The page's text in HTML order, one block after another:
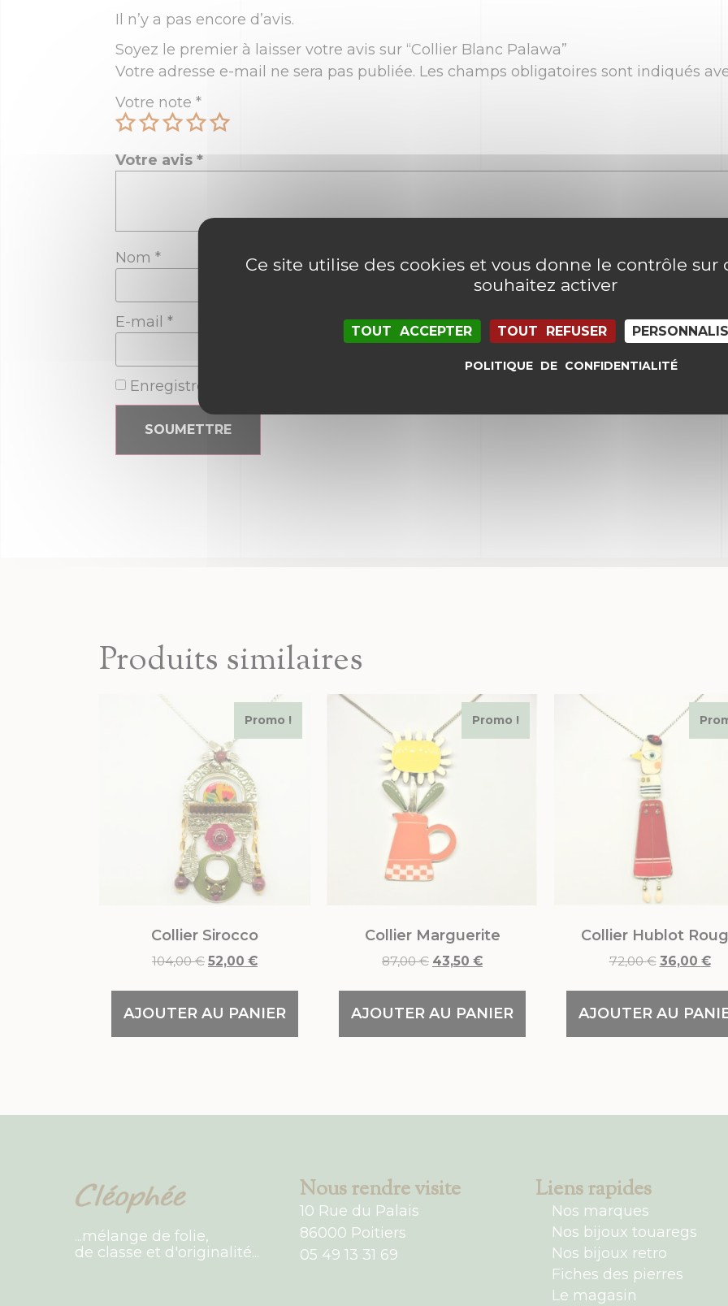
Il n’y a pas encore d’avis.
Soyez le premier à laisser votre avis sur “Collier Blanc Palawa”
Votre adresse e-mail ne sera pas publiée. Les champs obligatoires sont indiqués
Votre note *
Votre avis *
Nom *
E-mail *
Enregistrer mon nom, mon e-mail et mon site dans le navigateur pour mon
Produits similaires
Promo !
Collier Sirocco
104,00€ 52,00 €
AJOUTER AU PANIER
Promo !
Collier Marguerite
87,00€ 43,50 €
AJOUTER AU PANIER
Collier Hublot
72,00€ 36,00 €
AJOUTER AU
...mélange de folie,
de classe et d'originalité...
Nous rendre visite
10 Rue du Palais
86000 Poitiers
05 49 13 31 69
Liens rapides
Nos marques
Nos bijoux touaregs
Nos bijoux retro
Fiches des pierres
Le magasin
Ce site utilise des cookies et vous donne le contrôle sur
souhaitez activer
TOUT ACCEPTER TOUT REFUSER
POLITIQUE DE CONFIDENTIALITÉ